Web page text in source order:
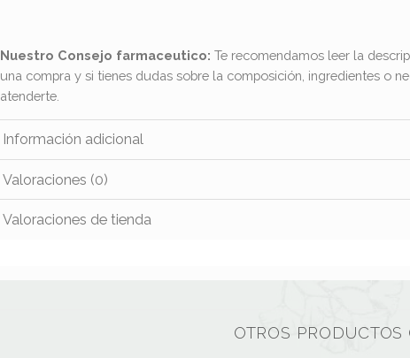
Nuestro Consejo farmaceutico: Te recomendamos leer la
una compra y si tienes dudas sobre la composición, ingredientes o
atenderte.
Información adicional
Valoraciones (0)
Valoraciones de tienda
OTROS